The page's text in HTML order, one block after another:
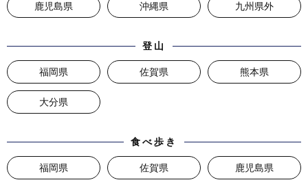
鹿児島県 沖縄県 九州県外
登山
福岡県 佐賀県 熊本県
大分県
食べ歩き
福岡県 佐賀県 鹿児島県